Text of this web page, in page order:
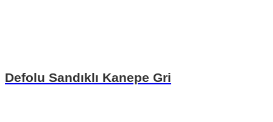
Defolu Sandıklı Kanepe Gri